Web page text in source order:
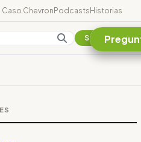
Caso ChevronPodcastsHistorias
Suscribirse